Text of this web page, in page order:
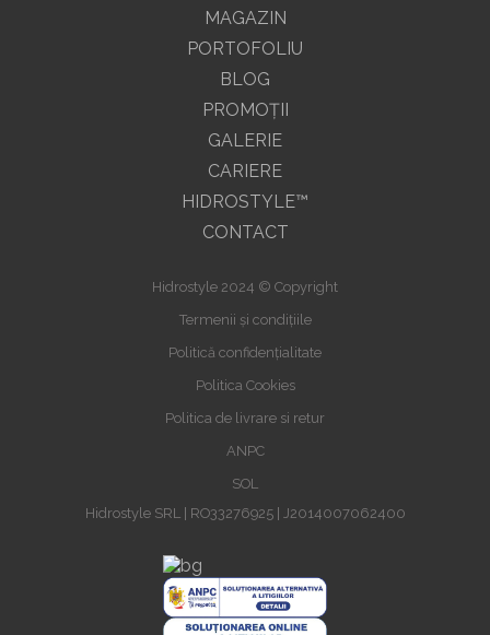
MAGAZIN
PORTOFOLIU
BLOG
PROMOŢII
GALERIE
CARIERE
HIDROSTYLE™
CONTACT
Hidrostyle 2024 © Copyright
Termenii și condițiile
Politică confidențialitate
Politica Cookies
Politica de livrare si retur
ANPC
SOL
Hidrostyle SRL | RO33276925 | J2014007062400